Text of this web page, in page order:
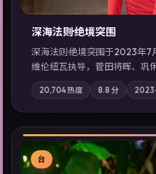
深海法则·绝境突围
深海法则·绝境突围于2023年7
维伦纽瓦执导，菅田将晖、巩
叙事主轴，两代人的执念在暴
地域气质；站内亦可通过「国
展检索同类型高分佳作，畅享
20,704热度 8.8 分
台